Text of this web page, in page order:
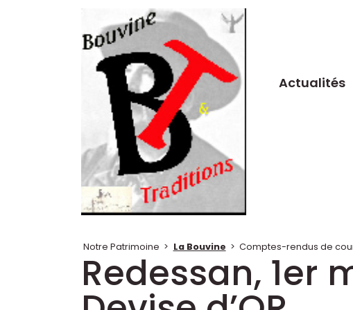
Actualités
Notre Patrimoine > La Bouvine > Comptes-rendus de
Redessan, 1er